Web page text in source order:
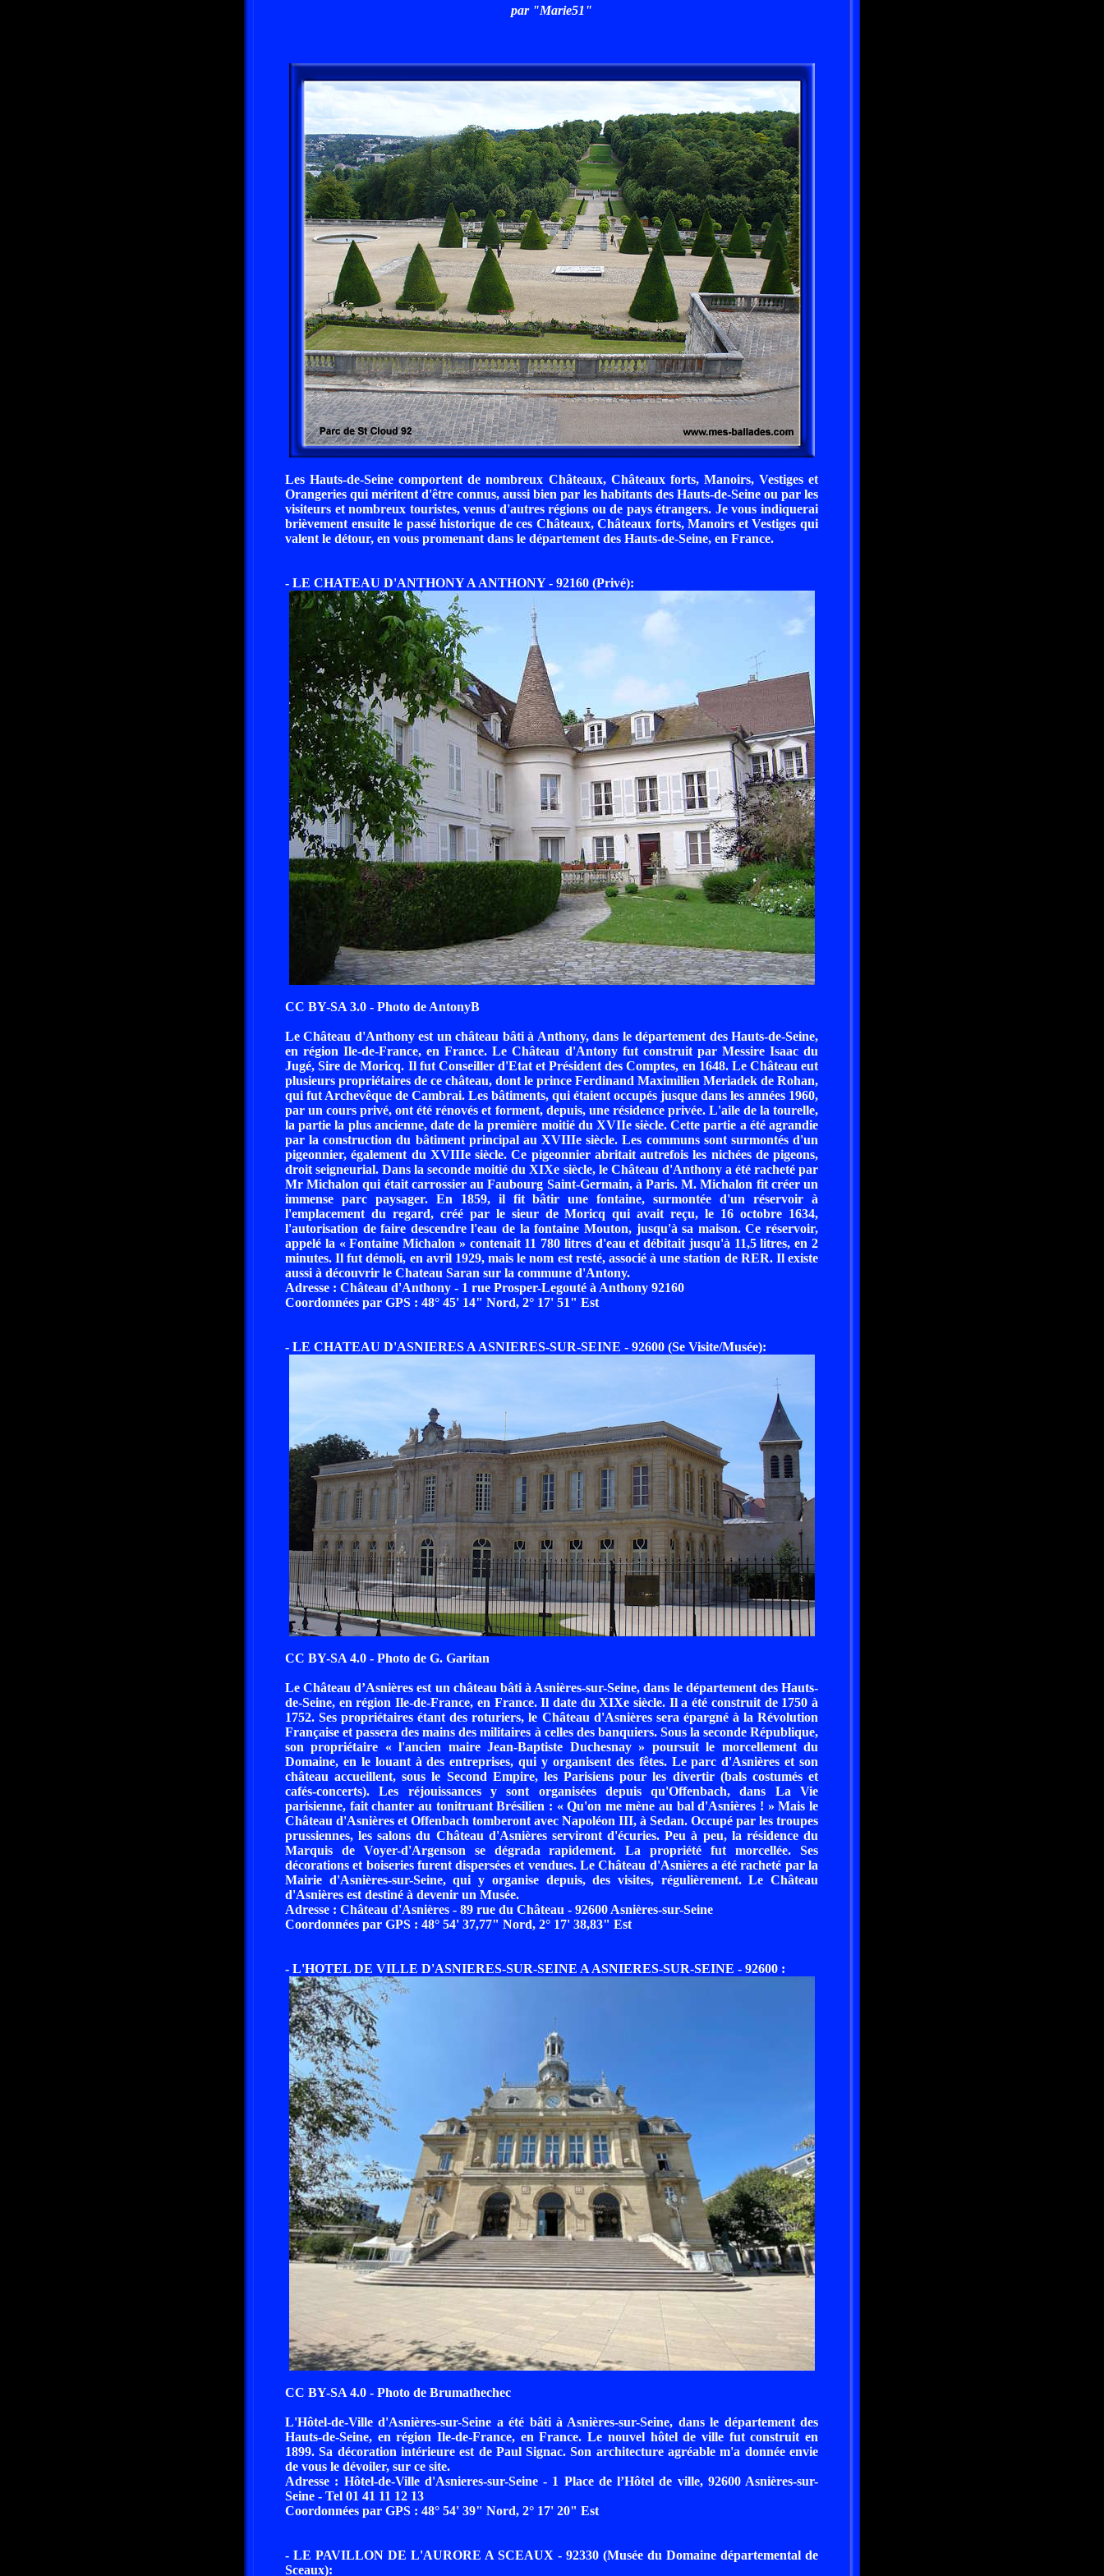
par "Marie51"
Les Hauts-de-Seine comportent de nombreux Châteaux, Châteaux forts, Manoirs, Vestiges et
Orangeries qui méritent d'être connus, aussi bien par les habitants des Hauts-de-Seine ou par les
visiteurs et nombreux touristes, venus d'autres régions ou de pays étrangers. Je vous indiquerai
brièvement ensuite le passé historique de ces Châteaux, Châteaux forts, Manoirs et Vestiges qui
valent le détour, en vous promenant dans le département des Hauts-de-Seine, en France.
- LE CHATEAU D'ANTHONY A ANTHONY - 92160 (Privé):
CC BY-SA 3.0 - Photo de AntonyB
Le Château d'Anthony est un château bâti à Anthony, dans le département des Hauts-de-Seine,
en région Ile-de-France, en France. Le Château d'Antony fut construit par Messire Isaac du
Jugé, Sire de Moricq. Il fut Conseiller d'Etat et Président des Comptes, en 1648. Le Château eut
plusieurs propriétaires de ce château, dont le prince Ferdinand Maximilien Meriadek de Rohan,
qui fut Archevêque de Cambrai. Les bâtiments, qui étaient occupés jusque dans les années 1960,
par un cours privé, ont été rénovés et forment, depuis, une résidence privée. L'aile de la tourelle,
la partie la plus ancienne, date de la première moitié du XVIIe siècle. Cette partie a été agrandie
par la construction du bâtiment principal au XVIIIe siècle. Les communs sont surmontés d'un
pigeonnier, également du XVIIIe siècle. Ce pigeonnier abritait autrefois les nichées de pigeons,
droit seigneurial. Dans la seconde moitié du XIXe siècle, le Château d'Anthony a été racheté par
Mr Michalon qui était carrossier au Faubourg Saint-Germain, à Paris. M. Michalon fit créer un
immense parc paysager. En 1859, il fit bâtir une fontaine, surmontée d'un réservoir à
l'emplacement du regard, créé par le sieur de Moricq qui avait reçu, le 16 octobre 1634,
l'autorisation de faire descendre l'eau de la fontaine Mouton, jusqu'à sa maison. Ce réservoir,
appelé la « Fontaine Michalon » contenait 11 780 litres d'eau et débitait jusqu'à 11,5 litres, en 2
minutes. Il fut démoli, en avril 1929, mais le nom est resté, associé à une station de RER. Il existe
aussi à découvrir le Chateau Saran sur la commune d'Antony.
Adresse : Château d'Anthony - 1 rue Prosper-Legouté à Anthony 92160
Coordonnées par GPS : 48° 45' 14" Nord, 2° 17' 51" Est
- LE CHATEAU D'ASNIERES A ASNIERES-SUR-SEINE - 92600 (Se Visite/Musée):
CC BY-SA 4.0 - Photo de G. Garitan
Le Château d’Asnières est un château bâti à Asnières-sur-Seine, dans le département des Hauts-
de-Seine, en région Ile-de-France, en France. Il date du XIXe siècle. Il a été construit de 1750 à
1752. Ses propriétaires étant des roturiers, le Château d'Asnières sera épargné à la Révolution
Française et passera des mains des militaires à celles des banquiers. Sous la seconde République,
son propriétaire « l'ancien maire Jean-Baptiste Duchesnay » poursuit le morcellement du
Domaine, en le louant à des entreprises, qui y organisent des fêtes. Le parc d'Asnières et son
château accueillent, sous le Second Empire, les Parisiens pour les divertir (bals costumés et
cafés-concerts). Les réjouissances y sont organisées depuis qu'Offenbach, dans La Vie
parisienne, fait chanter au tonitruant Brésilien : « Qu'on me mène au bal d'Asnières ! » Mais le
Château d'Asnières et Offenbach tomberont avec Napoléon III, à Sedan. Occupé par les troupes
prussiennes, les salons du Château d'Asnières serviront d'écuries. Peu à peu, la résidence du
Marquis de Voyer-d'Argenson se dégrada rapidement. La propriété fut morcellée. Ses
décorations et boiseries furent dispersées et vendues. Le Château d'Asnières a été racheté par la
Mairie d'Asnières-sur-Seine, qui y organise depuis, des visites, régulièrement. Le Château
d'Asnières est destiné à devenir un Musée.
Adresse : Château d'Asnières - 89 rue du Château - 92600 Asnières-sur-Seine
Coordonnées par GPS : 48° 54' 37,77" Nord, 2° 17' 38,83" Est
- L'HOTEL DE VILLE D'ASNIERES-SUR-SEINE A ASNIERES-SUR-SEINE - 92600 :
CC BY-SA 4.0 - Photo de Brumathechec
L'Hôtel-de-Ville d'Asnières-sur-Seine a été bâti à Asnières-sur-Seine, dans le département des
Hauts-de-Seine, en région Ile-de-France, en France. Le nouvel hôtel de ville fut construit en
1899. Sa décoration intérieure est de Paul Signac. Son architecture agréable m'a donnée envie
de vous le dévoiler, sur ce site.
Adresse : Hôtel-de-Ville d'Asnieres-sur-Seine - 1 Place de l’Hôtel de ville, 92600 Asnières-sur-
Seine - Tel 01 41 11 12 13
Coordonnées par GPS : 48° 54' 39" Nord, 2° 17' 20" Est
- LE PAVILLON DE L'AURORE A SCEAUX - 92330 (Musée du Domaine départemental de
Sceaux):